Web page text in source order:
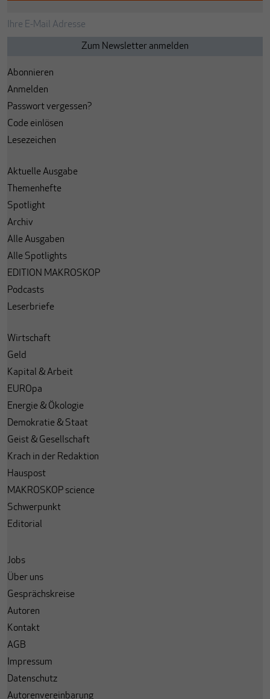
Abonnieren
Anmelden
Passwort vergessen?
Code einlösen
Lesezeichen
Aktuelle Ausgabe
Themenhefte
Spotlight
Archiv
Alle Ausgaben
Alle Spotlights
EDITION MAKROSKOP
Podcasts
Leserbriefe
Wirtschaft
Geld
Kapital & Arbeit
EUROpa
Energie & Ökologie
Demokratie & Staat
Geist & Gesellschaft
Krach in der Redaktion
Hauspost
MAKROSKOP science
Schwerpunkt
Editorial
Jobs
Über uns
Gesprächskreise
Autoren
Kontakt
AGB
Impressum
Datenschutz
Autorenvereinbarung